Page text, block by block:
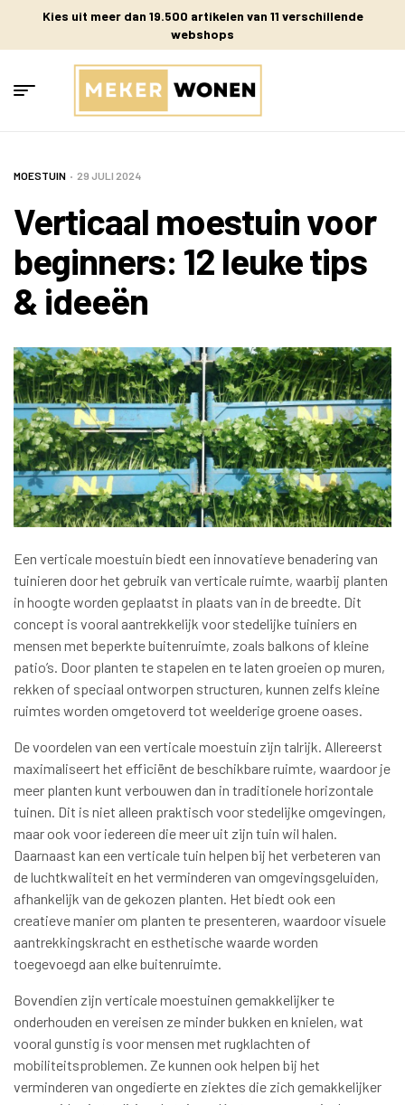
Kies uit meer dan 19.500 artikelen van 11 verschillende
webshops
MOESTUIN 29 JULI 2024
Verticaal moestuin voor
beginners: 12 leuke tips
& ideeën
Een verticale moestuin biedt een innovatieve benadering van
tuinieren door het gebruik van verticale ruimte, waarbij planten
in hoogte worden geplaatst in plaats van in de breedte. Dit
concept is vooral aantrekkelijk voor stedelijke tuiniers en
mensen met beperkte buitenruimte, zoals balkons of kleine
patio’s. Door planten te stapelen en te laten groeien op muren,
rekken of speciaal ontworpen structuren, kunnen zelfs kleine
ruimtes worden omgetoverd tot weelderige groene oases.
De voordelen van een verticale moestuin zijn talrijk. Allereerst
maximaliseert het efficiënt de beschikbare ruimte, waardoor je
meer planten kunt verbouwen dan in traditionele horizontale
tuinen. Dit is niet alleen praktisch voor stedelijke omgevingen,
maar ook voor iedereen die meer uit zijn tuin wil halen.
Daarnaast kan een verticale tuin helpen bij het verbeteren van
de luchtkwaliteit en het verminderen van omgevingsgeluiden,
afhankelijk van de gekozen planten. Het biedt ook een
creatieve manier om planten te presenteren, waardoor visuele
aantrekkingskracht en esthetische waarde worden
toegevoegd aan elke buitenruimte.
Bovendien zijn verticale moestuinen gemakkelijker te
onderhouden en vereisen ze minder bukken en knielen, wat
vooral gunstig is voor mensen met rugklachten of
mobiliteitsproblemen. Ze kunnen ook helpen bij het
verminderen van ongedierte en ziektes die zich gemakkelijker